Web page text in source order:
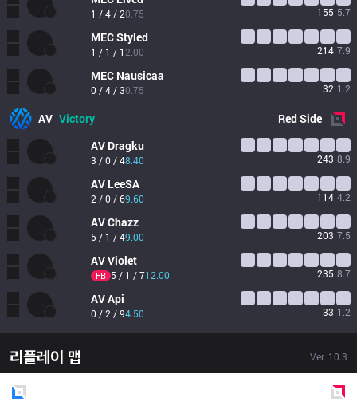
1 / 4 / 20.75 155 5.7
MECStyled
1 / 1 / 1 2.00 214 7.9
MEC Nausicaa
0 / 4 / 30.75 32 1.2
AV Victory RedSide
AV Dragku
3 / 0 / 48.40 243 8.9
AV LeeSA
2 / 0 / 69.60 114 4.2
AVChazz
5 / 1 / 49.00 203 7.5
AVViolet
FB 5 / 1 / 712.00 235 8.7
AVApi
0 / 2 / 94.50 33 1.2
리플레이 맵 Ver. 10.3